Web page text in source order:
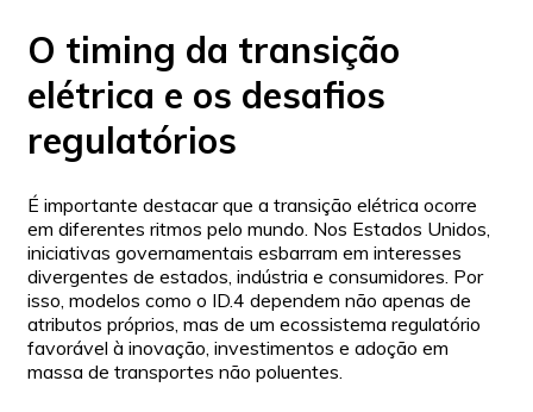
O timing da transição
elétrica e os desafios
regulatórios
É importante destacar que a transição elétrica ocorre
em diferentes ritmos pelo mundo. Nos Estados Unidos,
iniciativas governamentais esbarram em interesses
divergentes de estados, indústria e consumidores. Por
isso, modelos como o ID.4 dependem não apenas de
atributos próprios, mas de um ecossistema regulatório
favorável à inovação, investimentos e adoção em
massa de transportes não poluentes.